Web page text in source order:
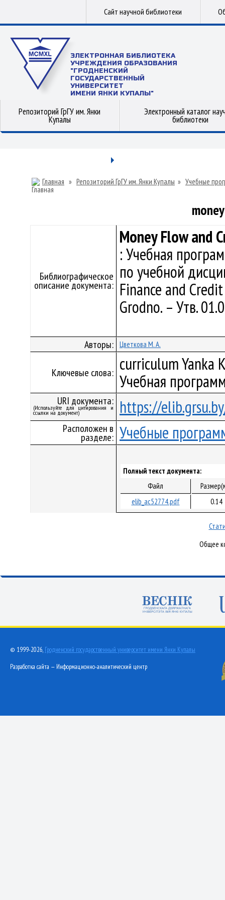
Сайт научной библиотеки
ЭЛЕКТРОННАЯ БИБЛИОТЕКА
УЧРЕЖДЕНИЯ ОБРАЗОВАНИЯ
"ГРОДНЕНСКИЙ
ГОСУДАРСТВЕННЫЙ
УНИВЕРСИТЕТ
ИМЕНИ ЯНКИ КУПАЛЫ"
Репозиторий ГрГУ им. Янки
Купалы
Электронный каталог
библиотеки
Главная » Репозиторий ГрГУ им. Янки Купалы » Учебные
Библиографическое
описание документа:
Money Flow and
: Учебная
по учебной
Finance and
Grodno. – Утв.
Авторы: Цветкова М. А.
Ключевые слова: curriculum Yanka
Учебная
URI документа:
(Используйте для цитирования и
ссылки на документ) https://
Расположен в
разделе: Учебные
Полный текст документа:
Файл
elib_ac52774.pdf
0.14
Общее
© 1999-2026, Гродненский государственный университет имени Янки Купалы
Разработка сайта — Информационно-аналитический центр